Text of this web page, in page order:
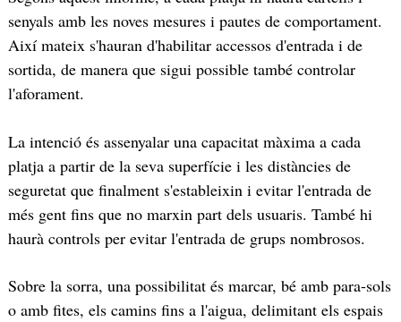
senyals amb les noves mesures i pautes de comportament.
Així mateix s'hauran d'habilitar accessos d'entrada i de
sortida, de manera que sigui possible també controlar
l'aforament.
La intenció és assenyalar una capacitat màxima a cada
platja a partir de la seva superfície i les distàncies de
seguretat que finalment s'estableixin i evitar l'entrada de
més gent fins que no marxin part dels usuaris. També hi
haurà controls per evitar l'entrada de grups nombrosos.
Sobre la sorra, una possibilitat és marcar, bé amb para-sols
o amb fites, els camins fins a l'aigua, delimitant els espais